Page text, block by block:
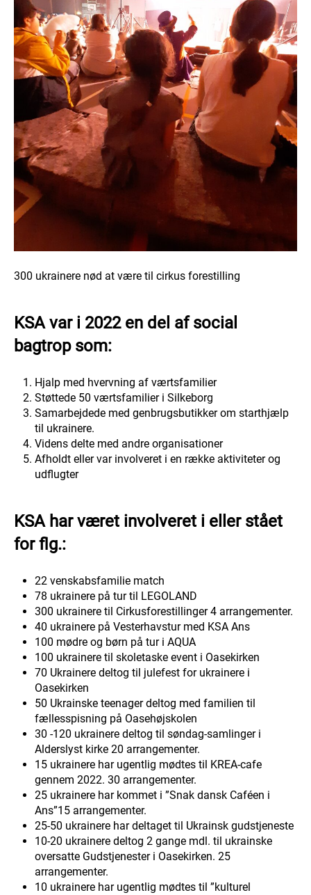
300 ukrainere nød at være til cirkus forestilling
KSA var i 2022 en del af social
bagtrop som:
Hjalp med hvervning af værtsfamilier
Støttede 50 værtsfamilier i Silkeborg
Samarbejdede med genbrugsbutikker om starthjælp
til ukrainere.
Videns delte med andre organisationer
Afholdt eller var involveret i en række aktiviteter og
udflugter
KSA har været involveret i eller stået
for flg.:
22 venskabsfamilie match
78 ukrainere på tur til LEGOLAND
300 ukrainere til Cirkusforestillinger 4 arrangementer.
40 ukrainere på Vesterhavstur med KSA Ans
100 mødre og børn på tur i AQUA
100 ukrainere til skoletaske event i Oasekirken
70 Ukrainere deltog til julefest for ukrainere i
Oasekirken
50 Ukrainske teenager deltog med familien til
fællesspisning på Oasehøjskolen
30 -120 ukrainere deltog til søndag-samlinger i
Alderslyst kirke 20 arrangementer.
15 ukrainere har ugentlig mødtes til KREA-cafe
gennem 2022. 30 arrangementer.
25 ukrainere har kommet i ”Snak dansk Caféen i
Ans”15 arrangementer.
25-50 ukrainere har deltaget til Ukrainsk gudstjeneste
10-20 ukrainere deltog 2 gange mdl. til ukrainske
oversatte Gudstjenester i Oasekirken. 25
arrangementer.
10 ukrainere har ugentlig mødtes til ”kulturel